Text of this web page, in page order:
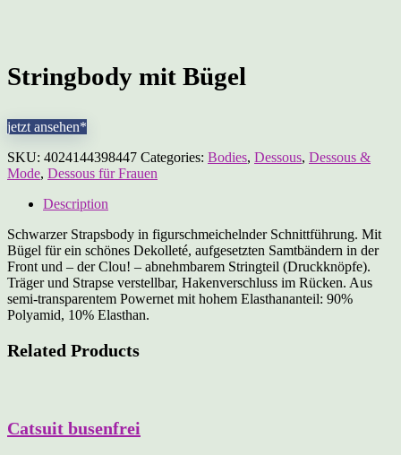
Stringbody mit Bügel
jetzt ansehen*
SKU: 4024144398447 Categories: Bodies, Dessous, Dessous &
Mode, Dessous für Frauen
Description
Schwarzer Strapsbody in figurschmeichelnder Schnittführung. Mit
Bügel für ein schönes Dekolleté, aufgesetzten Samtbändern in der
Front und – der Clou! – abnehmbarem Stringteil (Druckknöpfe).
Träger und Strapse verstellbar, Hakenverschluss im Rücken. Aus
semi-transparentem Powernet mit hohem Elasthananteil: 90%
Polyamid, 10% Elasthan.
Related Products
Catsuit busenfrei